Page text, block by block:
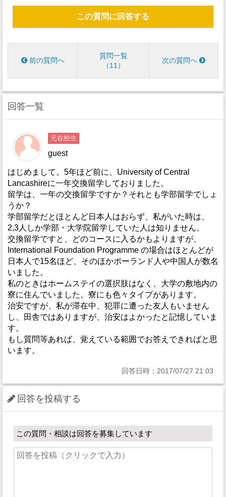
この質問に回答する
前の質問へ
質問一覧
11
次の質問へ
回答一覧
元在校生
guest
はじめまして。5年ほど前に、University of Central
Lancashireに一年交換留学しておりました。
留学は、一年の交換留学ですか？それとも学部留学でしょ
うか？
学部留学だとほとんど日本人はおらず、私がいた時は、
2,3人しか学部・大学院留学していた人は知りません。
交換留学ですと、どのコースに入るかもよりますが、
International Foundation Programme の場合はほとんどが
日本人で15名ほど、そのほかポーランド人や中国人が数名
いました。
私のときはホームステイの選択肢はなく、大学の敷地内の
寮に住んでいました。寮にも色々タイプがあります。
治安ですが、私が滞在中、犯罪に遭った友人もいません
し、田舎ではありますが、治安はよかったと記憶していま
す。
もし質問等あれば、覚えている範囲でお答えできればと思
います。
回答日時：2017/07/27 21:03
回答を投稿する
この質問・相談は回答を募集しています